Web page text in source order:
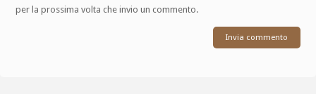
per la prossima volta che invio un commento.